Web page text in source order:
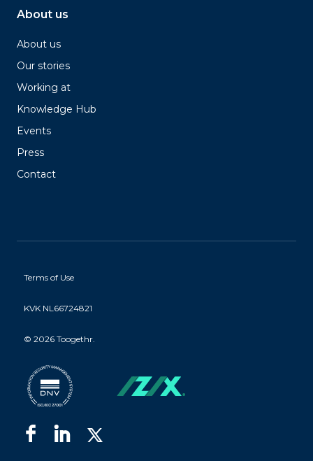
About us
About us
Our stories
Working at
Knowledge Hub
Events
Press
Contact
Terms of Use
KVK NL66724821
© 2026 Toogethr.